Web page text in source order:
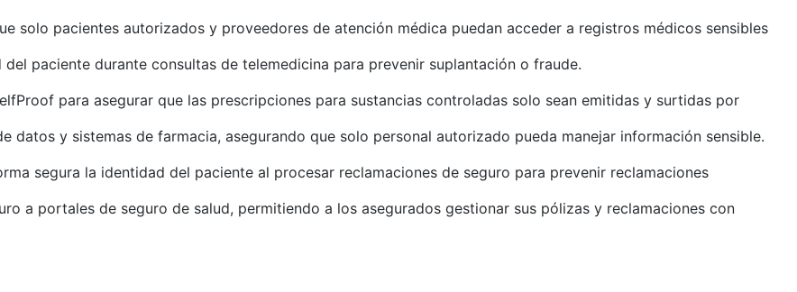
solo pacientes autorizados y proveedores de atención médica puedan acceder a registros médicos sensibles
paciente durante consultas de telemedicina para prevenir suplantación o fraude.
para asegurar que las prescripciones para sustancias controladas solo sean emitidas y surtidas por
datos y sistemas de farmacia, asegurando que solo personal autorizado pueda manejar información sensible.
segura la identidad del paciente al procesar reclamaciones de seguro para prevenir reclamaciones
a portales de seguro de salud, permitiendo a los asegurados gestionar sus pólizas y reclamaciones con